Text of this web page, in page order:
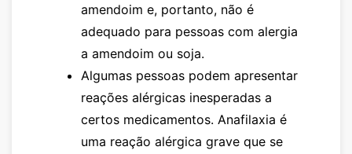
amendoim e, portanto, não é
adequado para pessoas com alergia
a amendoim ou soja.
Algumas pessoas podem apresentar
reações alérgicas inesperadas a
certos medicamentos. Anafilaxia é
uma reação alérgica grave que se